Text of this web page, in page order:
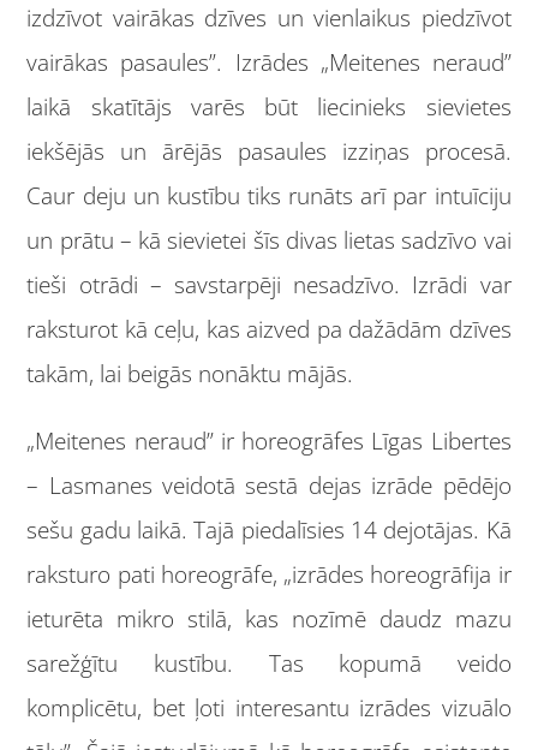
izdzīvot vairākas dzīves un vienlaikus piedzīvot
vairākas pasaules”. Izrādes „Meitenes neraud”
laikā skatītājs varēs būt liecinieks sievietes
iekšējās un ārējās pasaules izziņas procesā.
Caur deju un kustību tiks runāts arī par intuīciju
un prātu – kā sievietei šīs divas lietas sadzīvo vai
tieši otrādi – savstarpēji nesadzīvo. Izrādi var
raksturot kā ceļu, kas aizved pa dažādām dzīves
takām, lai beigās nonāktu mājās.
„Meitenes neraud” ir horeogrāfes Līgas Libertes
– Lasmanes veidotā sestā dejas izrāde pēdējo
sešu gadu laikā. Tajā piedalīsies 14 dejotājas. Kā
raksturo pati horeogrāfe, „izrādes horeogrāfija ir
ieturēta mikro stilā, kas nozīmē daudz mazu
sarežģītu kustību. Tas kopumā veido
komplicētu, bet ļoti interesantu izrādes vizuālo